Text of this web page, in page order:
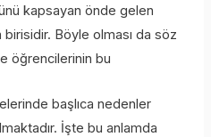
kapsayan önde gelen
Böyle olması da söz
öğrencilerinin bu
başlıca nedenler
İşte bu anlamda